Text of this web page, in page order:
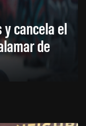
cancela el
de